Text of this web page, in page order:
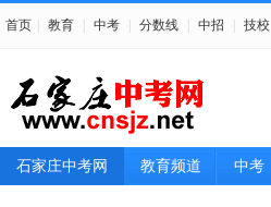
首页 教育 中考 分数线 中招 技校
石家庄中考网 教育频道 中考